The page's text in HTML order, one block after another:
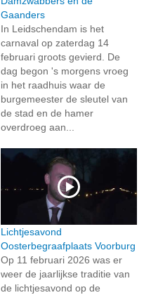
Gaanders
In Leidschendam is het
carnaval op zaterdag 14
februari groots gevierd. De
dag begon 's morgens vroeg
in het raadhuis waar de
burgemeester de sleutel van
de stad en de hamer
overdroeg aan...
Lichtjesavond
Oosterbegraafplaats Voorburg
Op 11 februari 2026 was er
weer de jaarlijkse traditie van
de lichtjesavond op de